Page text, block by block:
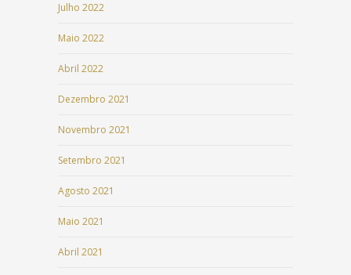
Julho 2022
Maio 2022
Abril 2022
Dezembro 2021
Novembro 2021
Setembro 2021
Agosto 2021
Maio 2021
Abril 2021